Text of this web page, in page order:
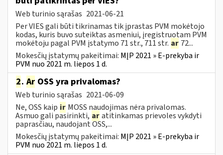
Web turinio sąrašas 2021-06-21
Per VIES gali būti tikrinamas tik įprastas PVM mokėtojo
kodas, kuris buvo suteiktas asmeniui, įregistruotam PVM
mokėtoju pagal PVM įstatymo 71 str., 711 str. ar 72...
Mokesčių įstatymų pakeitimai: MĮP 2021 » E-prekyba ir
PVM nuo 2021 m. liepos 1 d.
2. Ar OSS yra privalomas?
Web turinio sąrašas 2021-06-09
Ne, OSS kaip ir MOSS naudojimas nėra privalomas.
Asmuo gali pasirinkti, aratitinkamas prievoles vykdyti
paprasčiau, naudojant OSS,...
Mokesčių įstatymų pakeitimai: MĮP 2021 » E-prekyba ir
PVM nuo 2021 m. liepos 1 d.